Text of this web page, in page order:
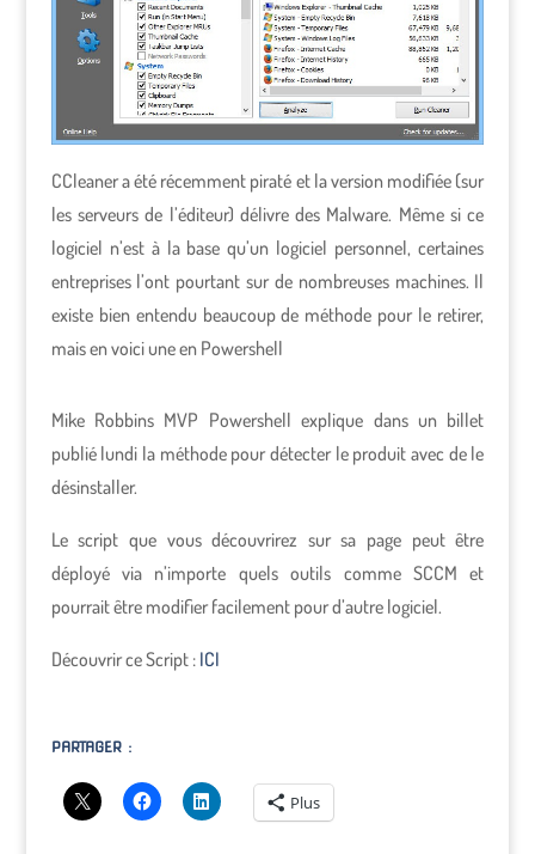
CCleaner a été récemment piraté et la version modifiée (sur
les serveurs de l’éditeur) délivre des Malware. Même si ce
logiciel n’est à la base qu’un logiciel personnel, certaines
entreprises l’ont pourtant sur de nombreuses machines. Il
existe bien entendu beaucoup de méthode pour le retirer,
mais en voici une en Powershell
Mike Robbins MVP Powershell explique dans un billet
publié lundi la méthode pour détecter le produit avec de le
désinstaller.
Le script que vous découvrirez sur sa page peut être
déployé via n’importe quels outils comme SCCM et
pourrait être modifier facilement pour d’autre logiciel.
Découvrir ce Script : ICI
PARTAGER :
Plus